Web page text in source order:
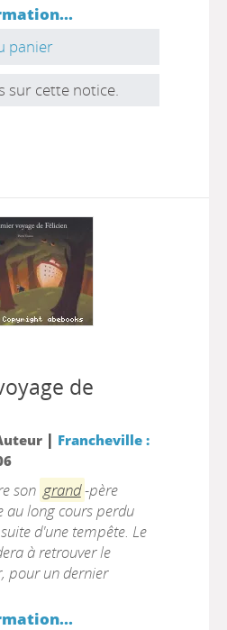
panier
sur cette notice.
de
| Francheville :
son grand-père
au long cours perdu
d'une tempête. Le
à retrouver le
pour un dernier